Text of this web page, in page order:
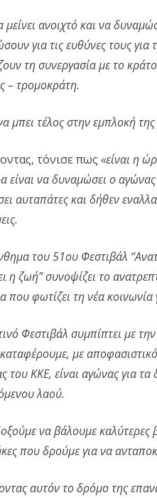
μείνει ανοιχτό και να
για τις ευθύνες τους για
τη συνεργασία με το
– τρομοκράτη.
μπει τέλος στην εμπλοκή
τόνισε πως «είναι η
είναι να δυναμώσει ο
αυταπάτες και δήθεν
του 51ου Φεστιβάλ
η ζωή” συνοψίζει το
που φωτίζει τη νέα
Φεστιβάλ συμπίπτει με
με
του ΚΚΕ, είναι αγώνας για τα
λαού.
να βάλουμε καλύτερες
που δρούμε για να
αυτόν το δρόμο της